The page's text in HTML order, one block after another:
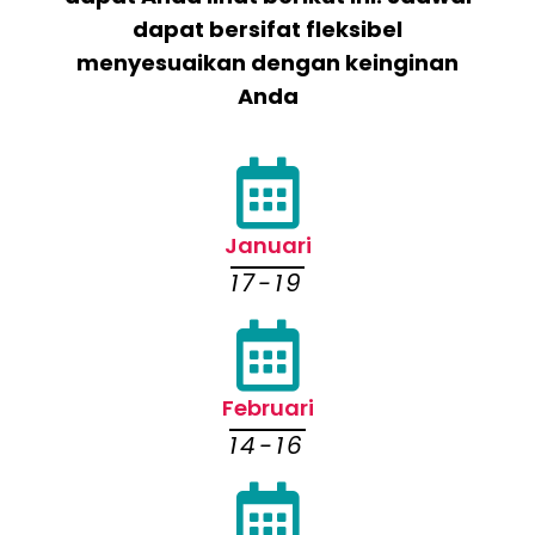
dapat bersifat fleksibel
menyesuaikan dengan keinginan
Anda
Januari
17-19
Februari
14-16